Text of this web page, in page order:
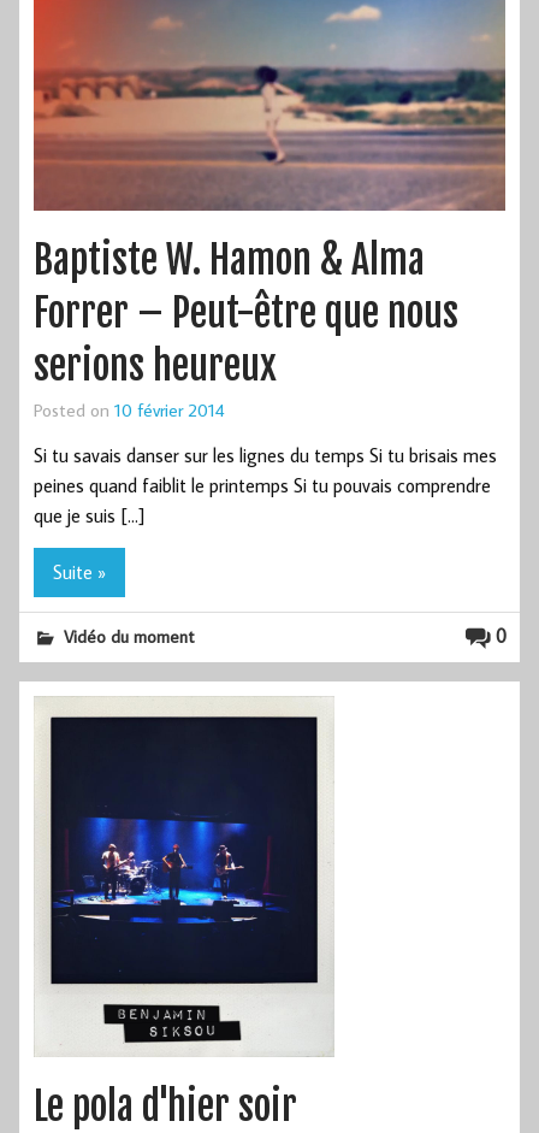
Baptiste W. Hamon & Alma
Forrer – Peut-être que nous
serions heureux
Posted on 10 février 2014
Si tu savais danser sur les lignes du temps Si tu brisais mes
peines quand faiblit le printemps Si tu pouvais comprendre
que je suis […]
Suite »
0
Vidéo du moment
Le pola d'hier soir